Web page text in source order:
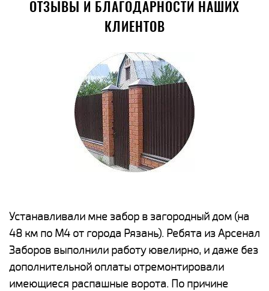
ОТЗЫВЫ И БЛАГОДАРНОСТИ НАШИХ
КЛИЕНТОВ
Устанавливали мне забор в загородный дом (на
48 км по М4 от города Рязань). Ребята из Арсенал
Заборов выполнили работу ювелирно, и даже без
дополнительной оплаты отремонтировали
имеющиеся распашные ворота. По причине